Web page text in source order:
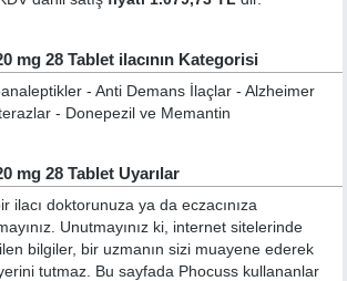
mg 28 Tablet ilacının Kategorisi
- Anti Demans İlaçlar - Alzheimer
- Donepezil ve Memantin
mg 28 Tablet Uyarılar
ilacı doktorunuza ya da eczacınıza
Unutmayınız ki, internet sitelerinde
bilgiler, bir uzmanın sizi muayene ederek
tutmaz. Bu sayfada Phocuss kullananlar